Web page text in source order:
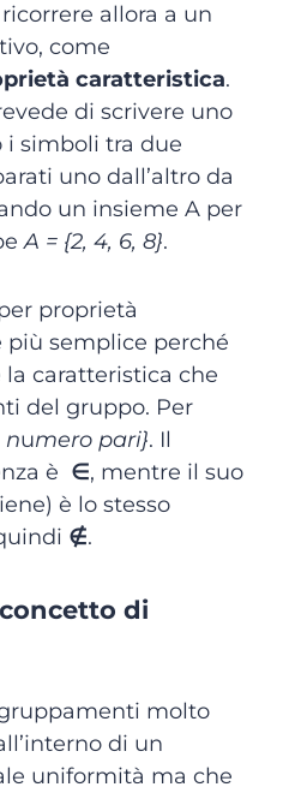
allora a un
come
caratteristica.
di scrivere uno
simboli tra due
uno dall’altro da
un insieme A per
A = {2, 4, 6, 8}.
proprietà
più semplice perché
caratteristica che
del gruppo. Per
numero pari}. Il
è ∈, mentre il suo
è lo stesso
∉.
di
molto
di un
uniformità ma che